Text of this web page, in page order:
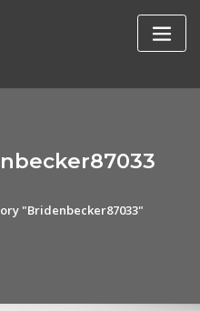
"Bridenbecker87033"